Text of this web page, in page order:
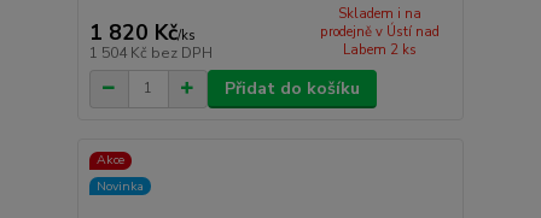
1 820 Kč/ks
1 504 Kč bez DPH
Skladem i na
prodejně v Ústí nad
Labem 2 ks
Přidat do košíku
Akce
Novinka